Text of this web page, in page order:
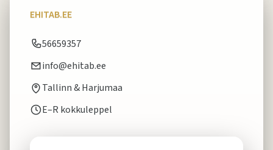
EHITAB.EE
56659357
info@ehitab.ee
Tallinn & Harjumaa
E–R kokkuleppel